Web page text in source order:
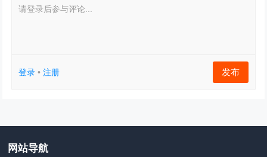
请登录后参与评论...
登录 •注册 发布
网站导航